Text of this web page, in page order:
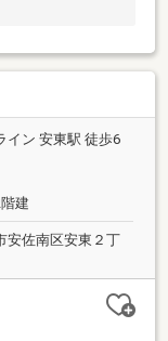
イン 安東駅 徒歩6
建
安佐南区安東２丁